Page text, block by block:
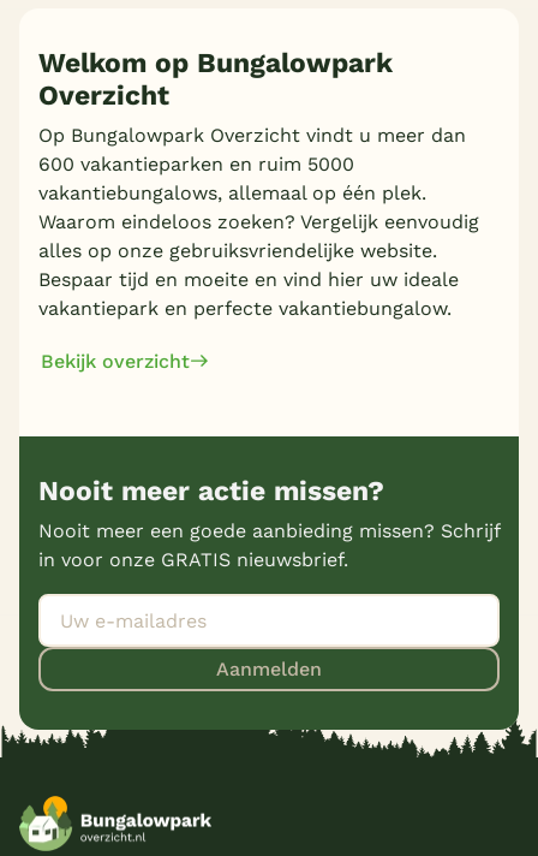
Welkom op Bungalowpark
Overzicht
Op Bungalowpark Overzicht vindt u meer dan
600 vakantieparken en ruim 5000
vakantiebungalows, allemaal op één plek.
Waarom eindeloos zoeken? Vergelijk eenvoudig
alles op onze gebruiksvriendelijke website.
Bespaar tijd en moeite en vind hier uw ideale
vakantiepark en perfecte vakantiebungalow.
Bekijk overzicht
Nooit meer actie missen?
Nooit meer een goede aanbieding missen? Schrijf
in voor onze GRATIS nieuwsbrief.
Aanmelden